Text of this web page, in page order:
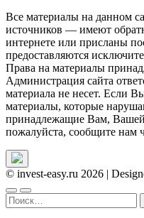
Все материалы на данном
источников — имеют
интернете или присланы
предоставляются
Права на материалы
Администрация сайта
материала не несет. Если
материалы, которые
принадлежащие Вам,
пожалуйста, сообщите нам
© invest-easy.ru 2026 |
Найти: